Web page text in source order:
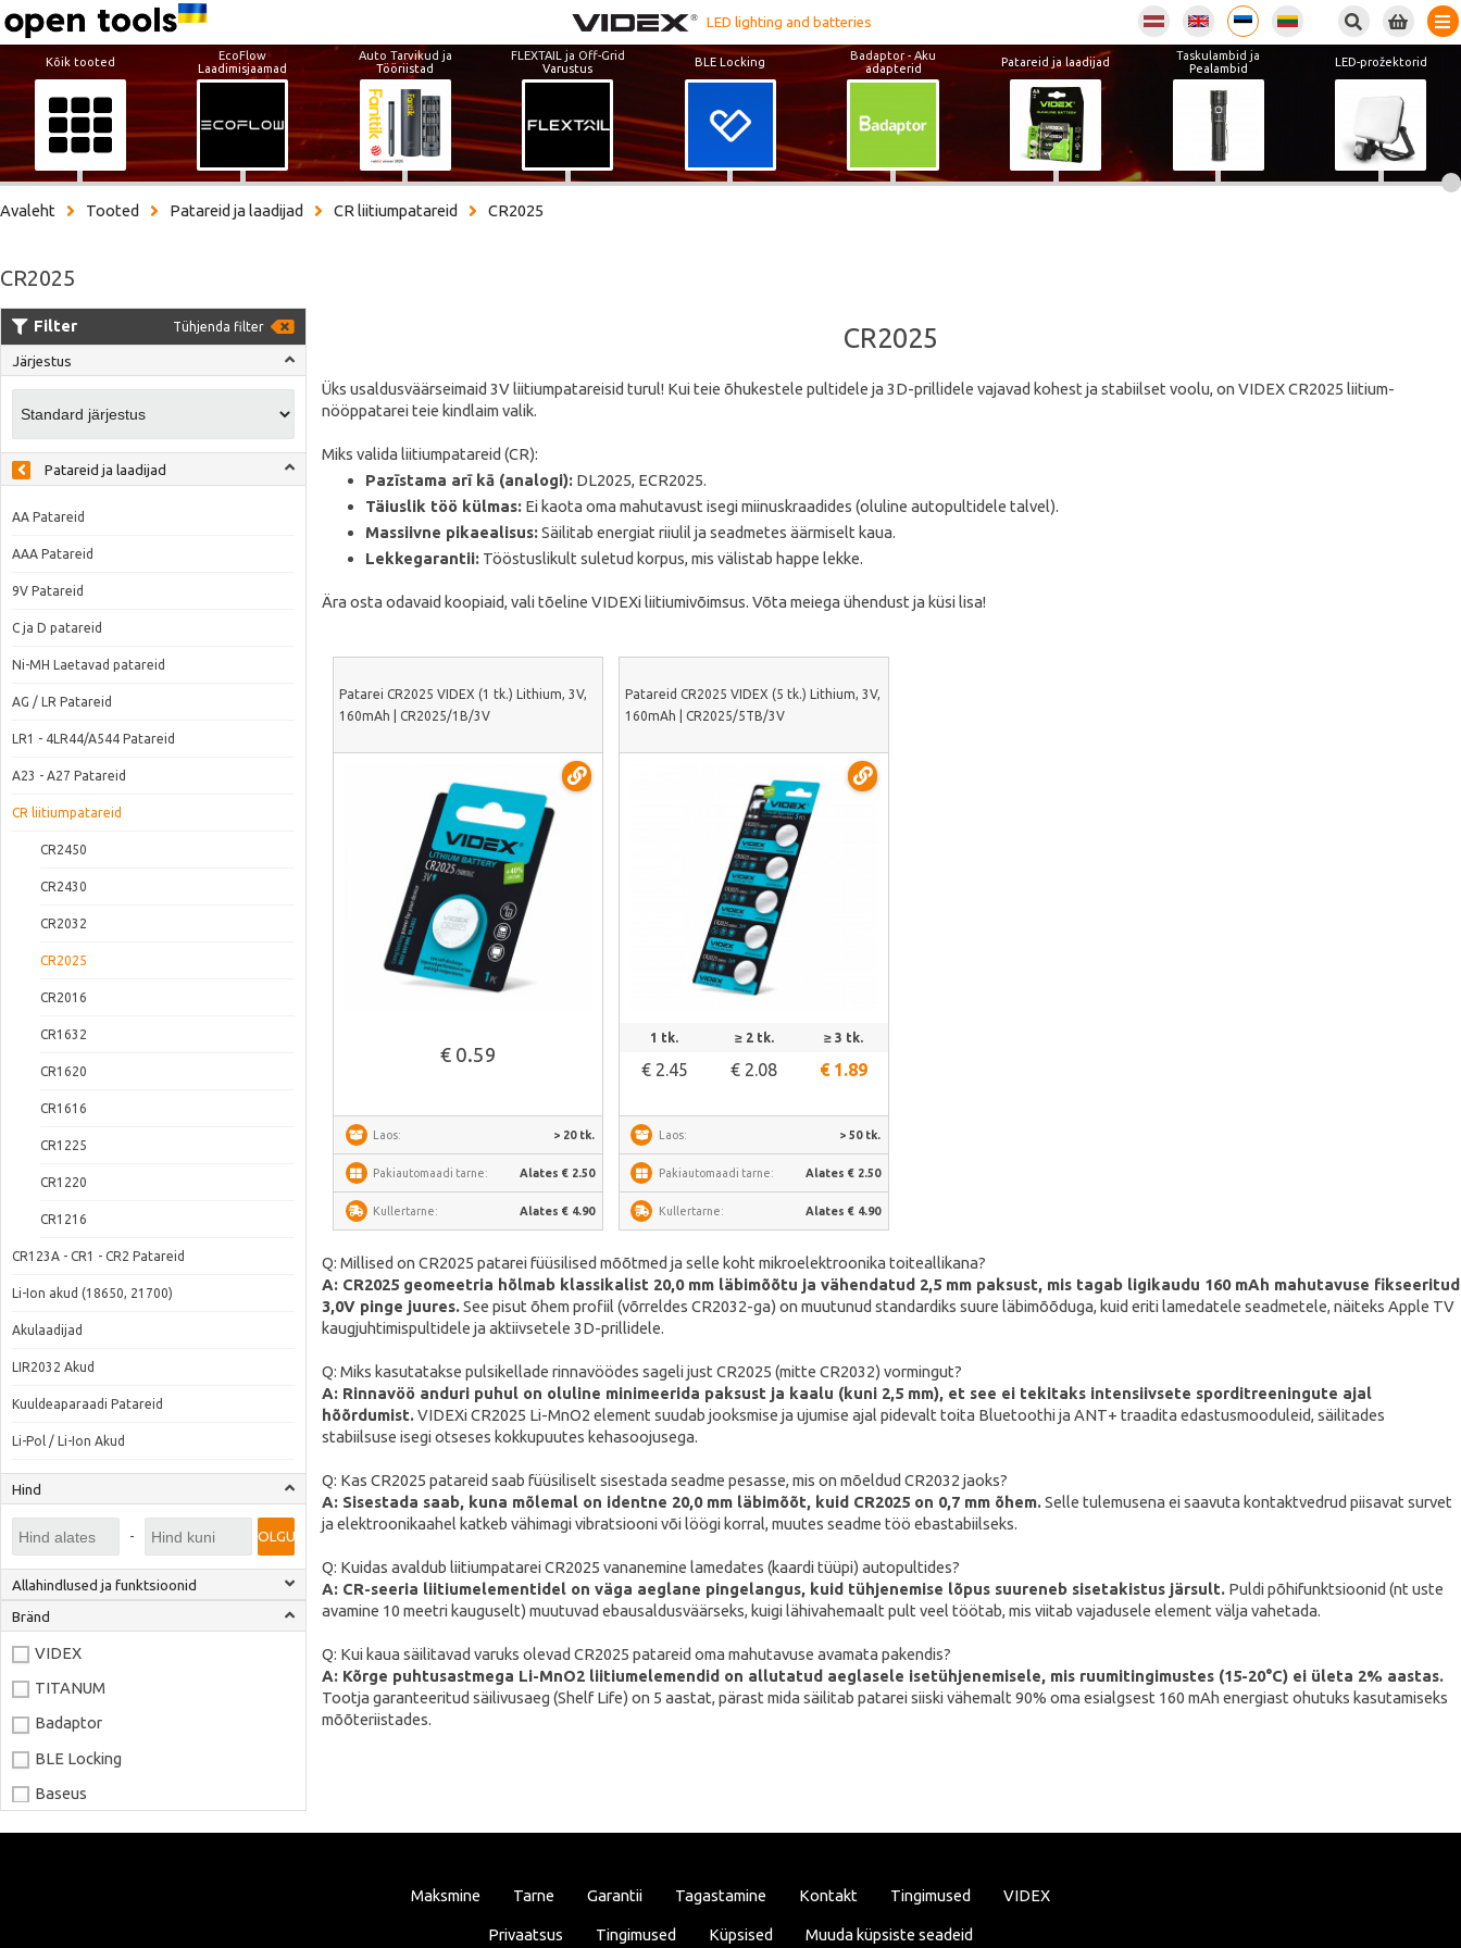
LED lighting and batteries
Kõik tooted
EcoFlow
Laadimisjaamad
Auto Tarvikud ja
Tööriistad
FLEXTAIL ja Off-Grid
Varustus
BLE Locking
Badaptor - Aku
adapterid
Patareid ja laadijad
Taskulambid ja
Pealambid
LED-prožektorid
Avaleht Tooted Patareid ja laadijad CR liitiumpatareid CR2025
CR2025
Filter Tühjenda filter
Järjestus
Patareid ja laadijad
AA Patareid
AAA Patareid
9V Patareid
C ja D patareid
Ni-MH Laetavad patareid
AG / LR Patareid
LR1 - 4LR44/A544 Patareid
A23 - A27 Patareid
CR liitiumpatareid
CR2450
CR2430
CR2032
CR2025
CR2016
CR1632
CR1620
CR1616
CR1225
CR1220
CR1216
CR123A - CR1 - CR2 Patareid
Li-Ion akud (18650, 21700)
Akulaadijad
LIR2032 Akud
Kuuldeaparaadi Patareid
Li-Pol / Li-Ion Akud
Hind
- OLGU
Allahindlused ja funktsioonid
Bränd
VIDEX
TITANUM
Badaptor
BLE Locking
Baseus
CR2025
Üks usaldusväärseimaid 3V liitiumpatareisid turul! Kui teie õhukestele pultidele ja 3D-prillidele vajavad kohest ja stabiilset voolu, on VIDEX CR2025 liitium-
nööppatarei teie kindlaim valik.
Miks valida liitiumpatareid (CR):
Pazīstama arī kā (analogi):DL2025, ECR2025.
Täiuslik töö külmas:Ei kaota oma mahutavust isegi miinuskraadides (oluline autopultidele talvel).
Massiivne pikaealisus:Säilitab energiat riiulil ja seadmetes äärmiselt kaua.
Lekkegarantii:Tööstuslikult suletud korpus, mis välistab happe lekke.
Ära osta odavaid koopiaid, vali tõeline VIDEXi liitiumivõimsus. Võta meiega ühendust ja küsi lisa!
Patarei CR2025 VIDEX (1 tk.) Lithium, 3V,
160mAh | CR2025/1B/3V
€ 0.59
Laos: > 20 tk.
Pakiautomaadi tarne: Alates € 2.50
Kullertarne: Alates € 4.90
Patareid CR2025 VIDEX (5 tk.) Lithium, 3V,
160mAh | CR2025/5TB/3V
1 tk.
€ 2.45
≥ 2 tk.
€ 2.08
≥ 3 tk.
€ 1.89
Laos: > 50 tk.
Pakiautomaadi tarne: Alates € 2.50
Kullertarne: Alates € 4.90
Q: Millised on CR2025 patarei füüsilised mõõtmed ja selle koht mikroelektroonika toiteallikana?
A: CR2025 geomeetria hõlmab klassikalist 20,0 mm läbimõõtu ja vähendatud 2,5 mm paksust, mis tagab ligikaudu 160 mAh mahutavuse fikseeritud
3,0V pinge juures.See pisut õhem profiil (võrreldes CR2032-ga) on muutunud standardiks suure läbimõõduga, kuid eriti lamedatele seadmetele, näiteks Apple TV
kaugjuhtimispultidele ja aktiivsetele 3D-prillidele.
Q: Miks kasutatakse pulsikellade rinnavöödes sageli just CR2025 (mitte CR2032) vormingut?
A: Rinnavöö anduri puhul on oluline minimeerida paksust ja kaalu (kuni 2,5 mm), et see ei tekitaks intensiivsete sporditreeningute ajal
hõõrdumist.VIDEXi CR2025 Li-MnO2 element suudab jooksmise ja ujumise ajal pidevalt toita Bluetoothi ja ANT+ traadita edastusmooduleid, säilitades
stabiilsuse isegi otseses kokkupuutes kehasoojusega.
Q: Kas CR2025 patareid saab füüsiliselt sisestada seadme pesasse, mis on mõeldud CR2032 jaoks?
A: Sisestada saab, kuna mõlemal on identne 20,0 mm läbimõõt, kuid CR2025 on 0,7 mm õhem.Selle tulemusena ei saavuta kontaktvedrud piisavat survet
ja elektroonikaahel katkeb vähimagi vibratsiooni või löögi korral, muutes seadme töö ebastabiilseks.
Q: Kuidas avaldub liitiumpatarei CR2025 vananemine lamedates (kaardi tüüpi) autopultides?
A: CR-seeria liitiumelementidel on väga aeglane pingelangus, kuid tühjenemise lõpus suureneb sisetakistus järsult.Puldi põhifunktsioonid (nt uste
avamine 10 meetri kauguselt) muutuvad ebausaldusväärseks, kuigi lähivahemaalt pult veel töötab, mis viitab vajadusele element välja vahetada.
Q: Kui kaua säilitavad varuks olevad CR2025 patareid oma mahutavuse avamata pakendis?
A: Kõrge puhtusastmega Li-MnO2 liitiumelemendid on allutatud aeglasele isetühjenemisele, mis ruumitingimustes (15-20°C) ei ületa 2% aastas.
Tootja garanteeritud säilivusaeg (Shelf Life) on 5 aastat, pärast mida säilitab patarei siiski vähemalt 90% oma esialgsest 160 mAh energiast ohutuks kasutamiseks
mõõteriistades.
Maksmine Tarne Garantii Tagastamine Kontakt Tingimused VIDEX
Privaatsus Tingimused Küpsised Muuda küpsiste seadeid